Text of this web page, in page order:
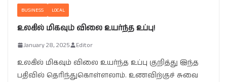
BUSINESS LOCAL
உலகில் மிகவும் விலை உயர்ந்த உப்பு!
January 28, 2025 Editor
உலகில் மிகவும் விலை உயர்ந்த உப்பு குறித்து இந்த
பதிவில் தெரிந்துகொள்ளலாம். உணவிற்குச் சுவை